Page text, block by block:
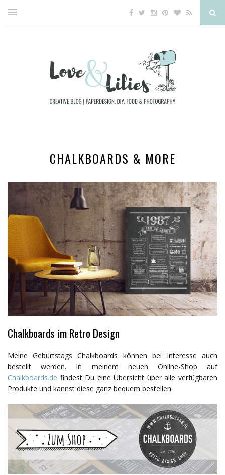
CHALKBOARDS & MORE
Chalkboards im Retro Design
Meine Geburtstags Chalkboards können bei Interesse auch
bestellt werden. In meinem neuen Online-Shop auf
Chalkboards.de findest Du eine Übersicht über alle verfügbaren
Produkte und kannst diese ganz bequem bestellen.